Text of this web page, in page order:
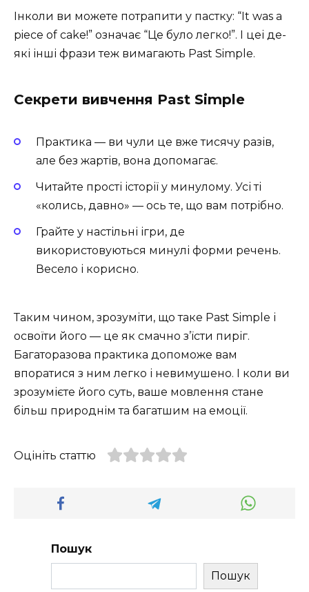
Інколи ви можете потрапити у пастку: “It was a
piece of cake!” означає “Це було легко!”. І цеі де-
які інші фрази теж вимагають Past Simple.
Секрети вивчення Past Simple
Практика — ви чули це вже тисячу разів,
але без жартів, вона допомагає.
Читайте прості історії у минулому. Усі ті
«колись, давно» — ось те, що вам потрібно.
Грайте у настільні ігри, де
використовуються минулі форми речень.
Весело і корисно.
Таким чином, зрозуміти, що таке Past Simple і
освоїти його — це як смачно з’їсти пиріг.
Багаторазова практика допоможе вам
впоратися з ним легко і невимушено. І коли ви
зрозумієте його суть, ваше мовлення стане
більш природнім та багатшим на емоції.
Оцініть статтю
Пошук
Пошук